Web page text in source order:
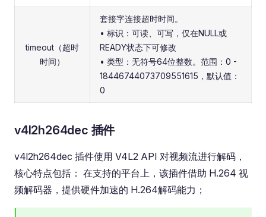
timeout（超时
时间）
套接字连接超时时间。
• 标识：可读、可写，仅在NULL或
READY状态下可修改
• 类型：无符号64位整数。范围：0 -
18446744073709551615，默认值：
0
v4l2h264dec 插件
v4l2h264dec 插件使用 V4L2 API 对视频流进行解码，
核心特点包括： 在支持的平台上，该插件借助 H.264 视
频解码器，提供硬件加速的 H.264解码能力；